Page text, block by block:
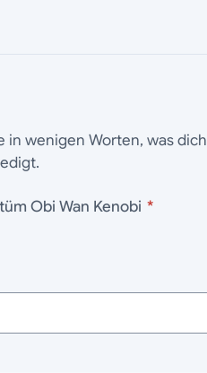
in wenigen Worten, was dich
Kostüm Obi Wan Kenobi *